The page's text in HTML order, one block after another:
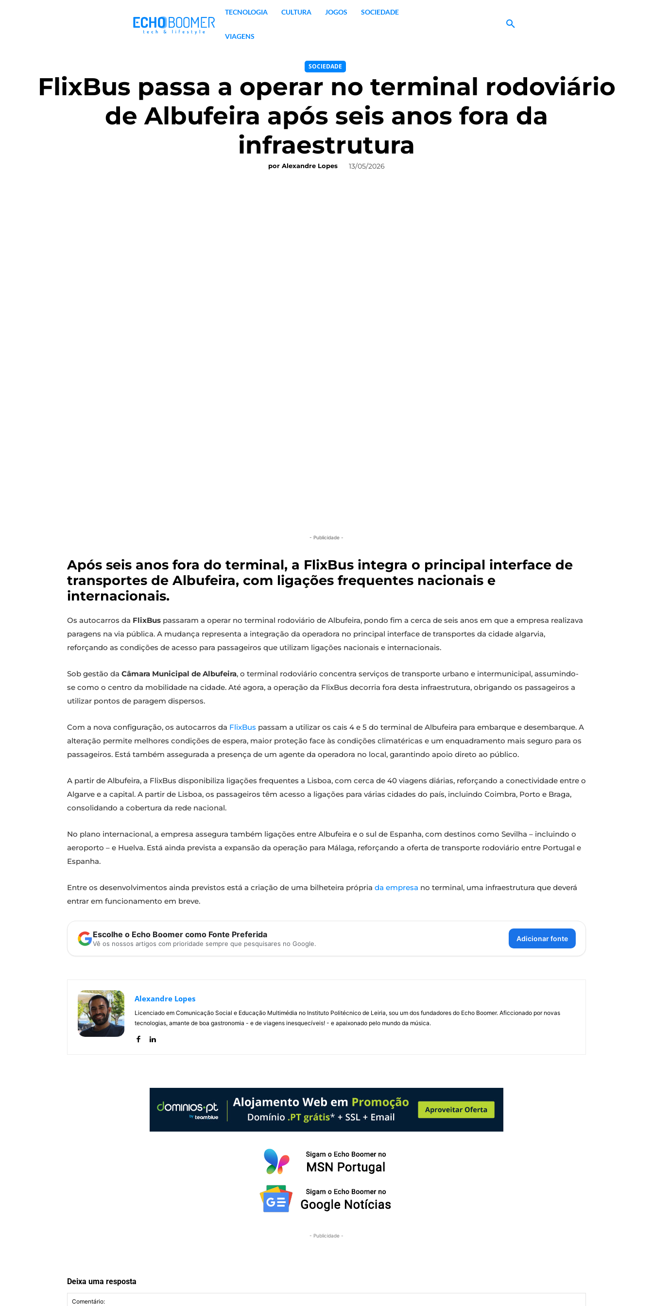
TECNOLOGIA CULTURA JOGOS SOCIEDADE
VIAGENS
SOCIEDADE
FlixBus passa a operar no terminal rodoviário
de Albufeira após seis anos fora da
infraestrutura
por Alexandre Lopes 13/05/2026
- Publicidade -
Após seis anos fora do terminal, a FlixBus integra o principal interface de
transportes de Albufeira, com ligações frequentes nacionais e
internacionais.
Os autocarros da FlixBus passaram a operar no terminal rodoviário de Albufeira, pondo fim a cerca de seis anos em que a empresa realizava
paragens na via pública. A mudança representa a integração da operadora no principal interface de transportes da cidade algarvia,
reforçando as condições de acesso para passageiros que utilizam ligações nacionais e internacionais.
Sob gestão da Câmara Municipal de Albufeira, o terminal rodoviário concentra serviços de transporte urbano e intermunicipal, assumindo-
se como o centro da mobilidade na cidade. Até agora, a operação da FlixBus decorria fora desta infraestrutura, obrigando os passageiros a
utilizar pontos de paragem dispersos.
Com a nova configuração, os autocarros da FlixBus passam a utilizar os cais 4 e 5 do terminal de Albufeira para embarque e desembarque. A
alteração permite melhores condições de espera, maior proteção face às condições climatéricas e um enquadramento mais seguro para os
passageiros. Está também assegurada a presença de um agente da operadora no local, garantindo apoio direto ao público.
A partir de Albufeira, a FlixBus disponibiliza ligações frequentes a Lisboa, com cerca de 40 viagens diárias, reforçando a conectividade entre o
Algarve e a capital. A partir de Lisboa, os passageiros têm acesso a ligações para várias cidades do país, incluindo Coimbra, Porto e Braga,
consolidando a cobertura da rede nacional.
No plano internacional, a empresa assegura também ligações entre Albufeira e o sul de Espanha, com destinos como Sevilha – incluindo o
aeroporto – e Huelva. Está ainda prevista a expansão da operação para Málaga, reforçando a oferta de transporte rodoviário entre Portugal e
Espanha.
Entre os desenvolvimentos ainda previstos está a criação de uma bilheteira própria da empresa no terminal, uma infraestrutura que deverá
entrar em funcionamento em breve.
Escolhe o Echo Boomer como Fonte Preferida
Vê os nossos artigos com prioridade sempre que pesquisares no Google.
Adicionar fonte
Alexandre Lopes
Licenciado em Comunicação Social e Educação Multimédia no Instituto Politécnico de Leiria, sou um dos fundadores do Echo Boomer. Aficcionado por novas
tecnologias, amante de boa gastronomia - e de viagens inesquecíveis! - e apaixonado pelo mundo da música.
- Publicidade -
Deixa uma resposta